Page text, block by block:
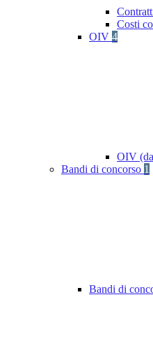
Costi
OIV 4
OIV
Bandi di concorso 1
Bandi di